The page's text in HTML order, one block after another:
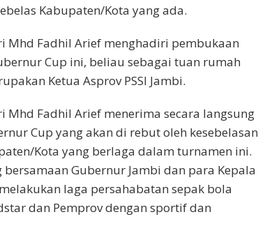
Kabupaten/Kota yang ada.
Mhd Fadhil Arief menghadiri pembukaan
Cup ini, beliau sebagai tuan rumah
Ketua Asprov PSSI Jambi.
Mhd Fadhil Arief menerima secara langsung
Cup yang akan di rebut oleh kesebelasan
Kota yang berlaga dalam turnamen ini.
Gubernur Jambi dan para Kepala
laga persahabatan sepak bola
dan Pemprov dengan sportif dan